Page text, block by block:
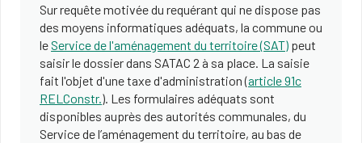
Sur requête motivée du requérant qui ne dispose pas
des moyens informatiques adéquats, la commune ou
leService de l'aménagement du territoire (SAT) peut
saisir le dossier dans SATAC 2 à sa place. La saisie
fait l'objet d'une taxe d'administration (article 91c
RELConstr.). Les formulaires adéquats sont
disponibles auprès des autorités communales, du
Service de l’aménagement du territoire, au bas de